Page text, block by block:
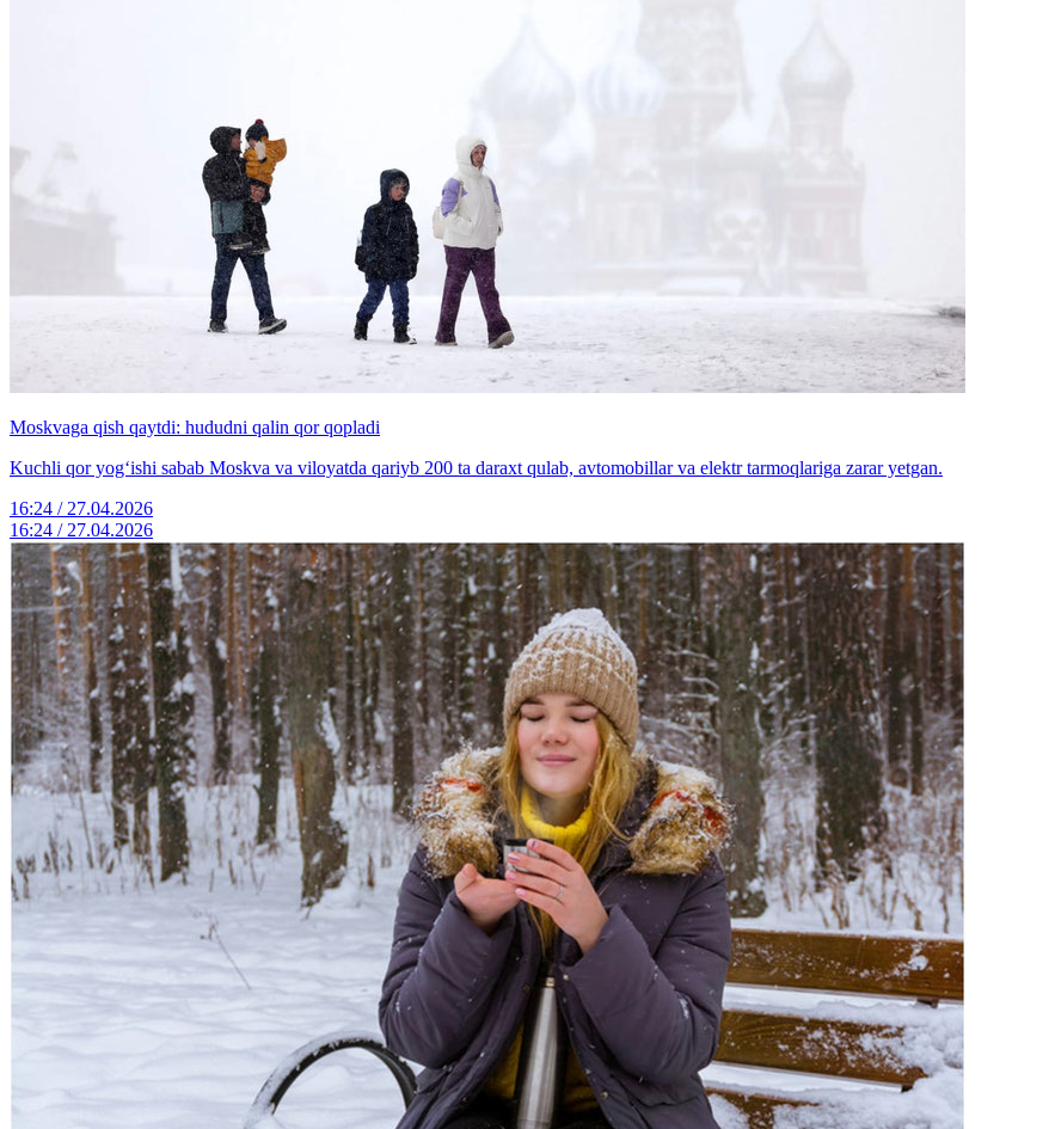
Moskvaga qish qaytdi: hududni qalin qor qopladi
Kuchli qor yog‘ishi sabab Moskva va viloyatda qariyb 200 ta daraxt qulab, avtomobillar va elektr tarmoqlariga zarar yetgan.
16:24 / 27.04.2026
16:24 / 27.04.2026